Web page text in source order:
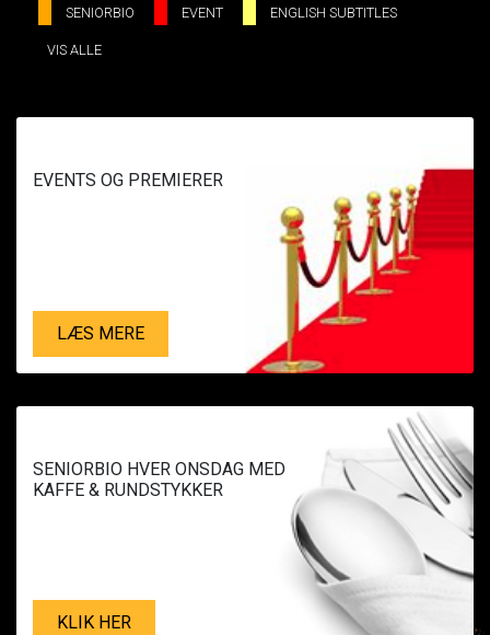
SENIORBIO EVENT ENGLISH SUBTITLES
VIS ALLE
EVENTS OG PREMIERER
LÆS MERE
SENIORBIO HVER ONSDAG MED
KAFFE & RUNDSTYKKER
KLIK HER